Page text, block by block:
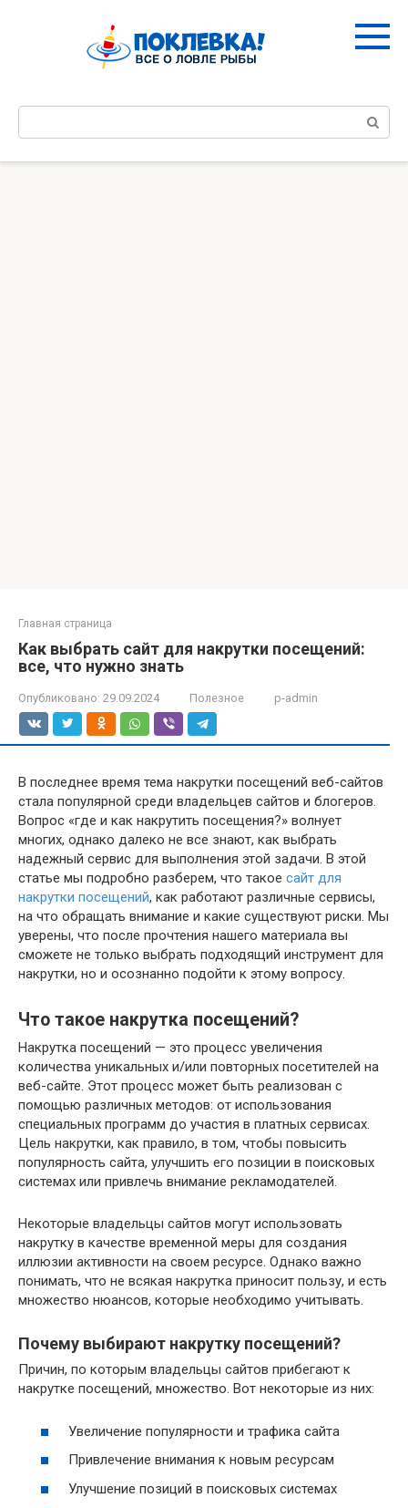
Главная страница
Как выбрать сайт для накрутки посещений:
все, что нужно знать
Опубликовано: 29.09.2024 Полезное p-admin
В последнее время тема накрутки посещений веб-сайтов
стала популярной среди владельцев сайтов и блогеров.
Вопрос «где и как накрутить посещения?» волнует
многих, однако далеко не все знают, как выбрать
надежный сервис для выполнения этой задачи. В этой
статье мы подробно разберем, что такое сайт для
накрутки посещений, как работают различные сервисы,
на что обращать внимание и какие существуют риски. Мы
уверены, что после прочтения нашего материала вы
сможете не только выбрать подходящий инструмент для
накрутки, но и осознанно подойти к этому вопросу.
Что такое накрутка посещений?
Накрутка посещений — это процесс увеличения
количества уникальных и/или повторных посетителей на
веб-сайте. Этот процесс может быть реализован с
помощью различных методов: от использования
специальных программ до участия в платных сервисах.
Цель накрутки, как правило, в том, чтобы повысить
популярность сайта, улучшить его позиции в поисковых
системах или привлечь внимание рекламодателей.
Некоторые владельцы сайтов могут использовать
накрутку в качестве временной меры для создания
иллюзии активности на своем ресурсе. Однако важно
понимать, что не всякая накрутка приносит пользу, и есть
множество нюансов, которые необходимо учитывать.
Почему выбирают накрутку посещений?
Причин, по которым владельцы сайтов прибегают к
накрутке посещений, множество. Вот некоторые из них:
Увеличение популярности и трафика сайта
Привлечение внимания к новым ресурсам
Улучшение позиций в поисковых системах